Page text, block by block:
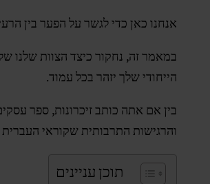
אנחנו כאן כדי לגשר על הפער בין
במאמר זה, נחקור כיצד הצוות שלנו
הייחודי שלך יזהר בכל עמוד.
בין אם אתה כותב זיכרונות, ספר
והרגישות התרבותית שקוראי
תוכן עניינים